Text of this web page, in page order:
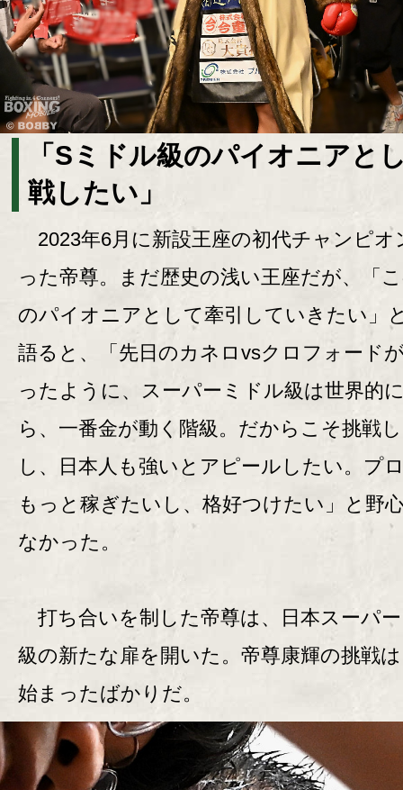
「Sミドル級のパイオニアと
戦したい」
2023年6月に新設王座の初代チャンピオ
った帝尊。まだ歴史の浅い王座だが、「
のパイオニアとして牽引していきたい」
語ると、「先日のカネロvsクロフォード
ったように、スーパーミドル級は世界的
ら、一番金が動く階級。だからこそ挑戦
し、日本人も強いとアピールしたい。プ
もっと稼ぎたいし、格好つけたい」と野
なかった。
打ち合いを制した帝尊は、日本スーパ
級の新たな扉を開いた。帝尊康輝の挑戦
始まったばかりだ。